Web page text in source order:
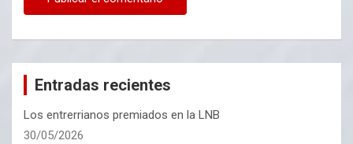
Entradas recientes
Los entrerrianos premiados en la LNB
30/05/2026